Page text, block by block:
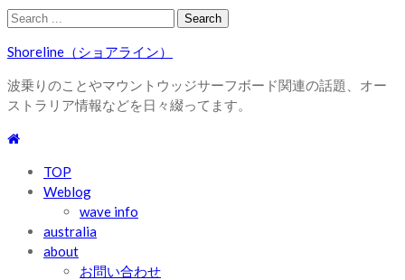
Skip
navigation
Skip
content
Search
Shoreline（ショアライン）
波乗りのことやマウントウッジサーフボード関連の話題、オー
ストラリア情報などを日々綴ってます。
TOP
Weblog
wave info
australia
about
お問い合わせ